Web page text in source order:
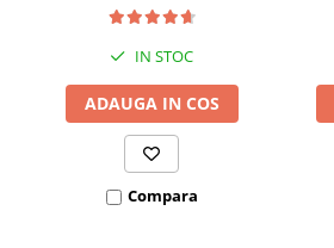
IN STOC
ADAUGA IN COS
Compara